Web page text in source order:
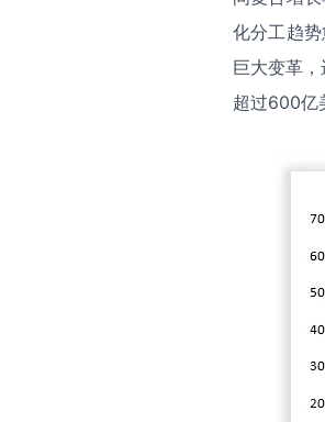
化分工趋
巨大变革
超过600亿